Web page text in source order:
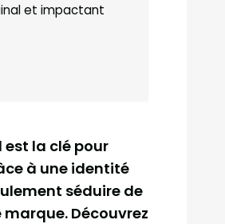
et impactant
la clé pour
à une identité
séduire de
Découvrez